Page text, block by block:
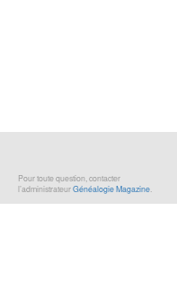
Pour toute question, contacter
l’administrateurGénéalogie Magazine.